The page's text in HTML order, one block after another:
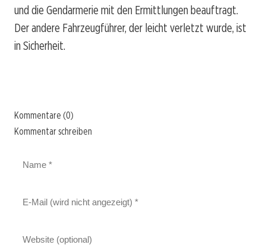
und die Gendarmerie mit den Ermittlungen beauftragt.
Der andere Fahrzeugführer, der leicht verletzt wurde, ist
in Sicherheit.
Kommentare (0)
Kommentar schreiben